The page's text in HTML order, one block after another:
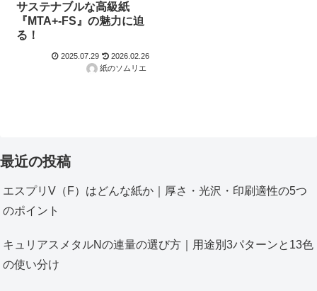
サステナブルな高級紙
『MTA+-FS』の魅力に迫
る！
2025.07.29
2026.02.26
紙のソムリエ
最近の投稿
エスプリV（F）はどんな紙か｜厚さ・光沢・印刷適性の5つ
のポイント
キュリアスメタルNの連量の選び方｜用途別3パターンと13色
の使い分け